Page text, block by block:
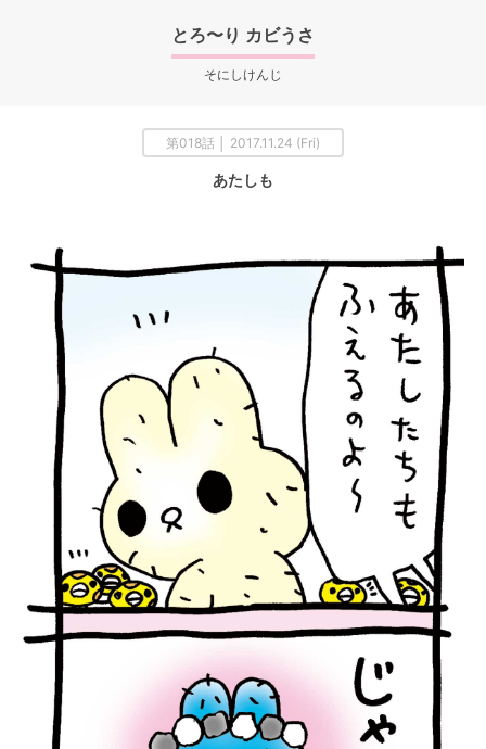
とろ〜り カビうさ
そにしけんじ
第018話 │ 2017.11.24 (Fri)
あたしも